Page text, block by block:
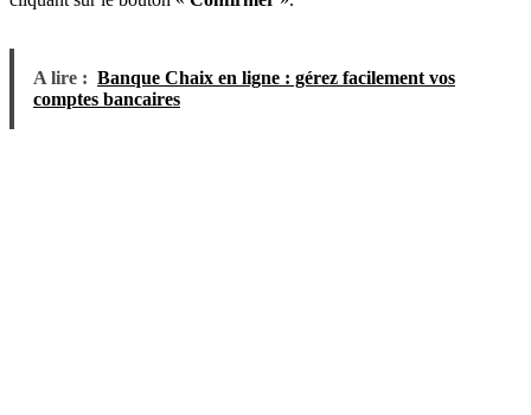
A lire : Banque Chaix en ligne : gérez facilement vos
comptes bancaires